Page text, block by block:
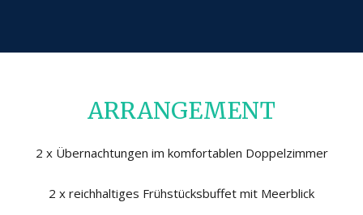
ARRANGEMENT
2 x Übernachtungen im komfortablen Doppelzimmer
2 x reichhaltiges Frühstücksbuffet mit Meerblick